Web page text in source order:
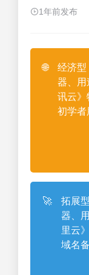
1年前发布
🌐
经济型
器、用
讯云》
初学者
🚀
拓展
器、
里云
域名